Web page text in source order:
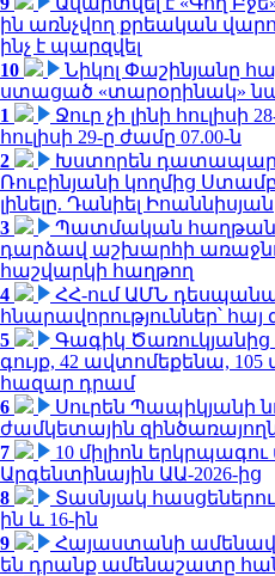
ին առնչվող քրեական
ինչ է պարզվել
10
Նիկոլ Փաշինյանը
ստացած «տարօրինակ»
1
Ջուր չի լինի հուլիսի
հուլիսի 29-ը ժամը 07.00-ն
2
Խստորեն
Ռուբինյանի կողմից
լինելը. Դանիել Իոաննիսյան
3
Պատմական
դարձավ աշխարհի
հաշվարկի հաղթող
4
ՀՀ-ում ԱՄՆ
հնարավորություններ՝
5
Գագիկ
գույք, 42 ավտոմեքենա, 105
հազար դրամ
6
Սուրեն Պապիկյանի
ժամկետային
7
10 միլիոն
Արգենտինային ԱԱ-2026-ից
8
Տասնյակ հասցեներում
ին և 16-ին
9
Հայաստանի
են դրանք ամենաշատը